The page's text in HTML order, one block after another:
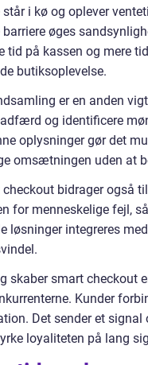
står i kø og oplever
barriere øges
tid på kassen og mere
butiksoplevelse.
er en anden
og identificere
oplysninger gør det
omsætningen uden at
bidrager også til
for menneskelige fejl,
løsninger integreres
skaber smart checkout
Kunder
Det sender et
loyaliteten på lang